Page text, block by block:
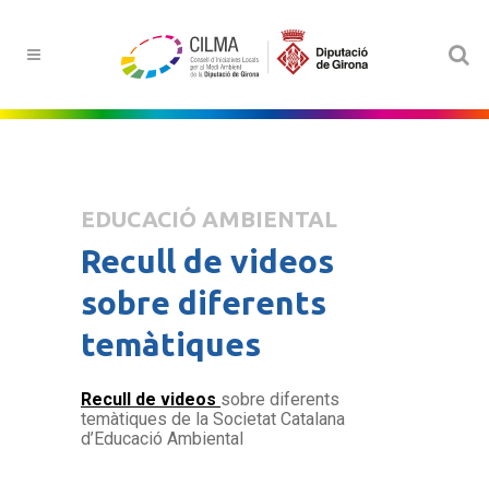
EDUCACIÓ AMBIENTAL
Recull de videos
sobre diferents
temàtiques
Recull de videos sobre diferents
temàtiques de la Societat Catalana
d’Educació Ambiental